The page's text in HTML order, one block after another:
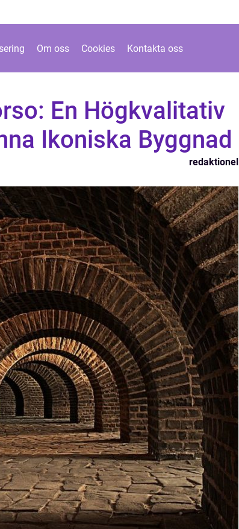
Om oss Cookies Kontakta oss
En Högkvalitativ
Ikoniska Byggnad
redaktionel